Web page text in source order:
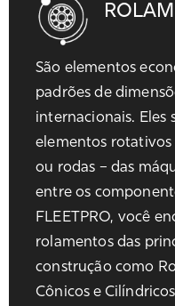
São elementos
padrões de
internacionais. Eles
elementos rotativos
ou rodas – das
entre os
FLEETPRO, você
rolamentos das
construção como
Cônicos e